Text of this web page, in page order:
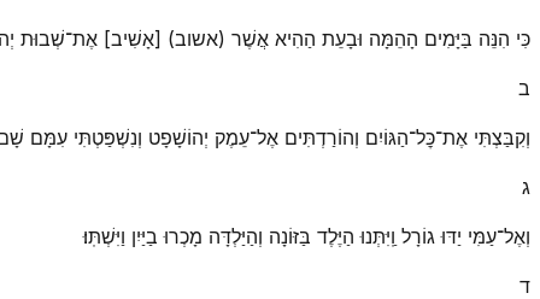
כִּי הִנֵּה בַּיָּמִים הָהֵמָּה וּבָעֵת הַהִיא אֲשֶׁר (אשוב) [אָשִׁיב] אֶת־שְׁבוּת
ב
וְקִבַּצְתִּי אֶת־כׇּל־הַגּוֹיִם וְהוֹרַדְתִּים אֶל־עֵמֶק יְהוֹשָׁפָט וְנִשְׁפַּטְתִּי עִמָּם
ג
וְאֶל־עַמִּי יַדּוּ גוֹרָל וַֽיִּתְּנוּ הַיֶּלֶד בַּזּוֹנָה וְהַיַּלְדָּה מָכְרוּ בַיַּיִן וַיִּשְׁתּֽוּ׃
ד